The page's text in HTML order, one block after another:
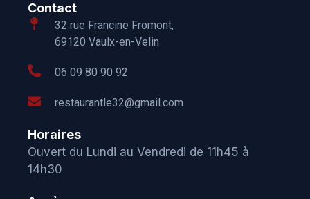
Contact
32 rue Francine Fromont,
69120 Vaulx-en-Velin
06 09 80 90 92
restaurantle32@gmail.com
Horaires
Ouvert du Lundi au Vendredi de 11h45 à
14h30